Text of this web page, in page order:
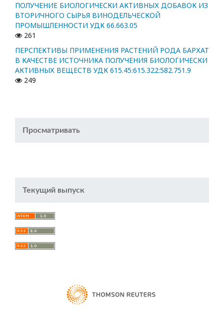
ПОЛУЧЕНИЕ БИОЛОГИЧЕСКИ АКТИВНЫХ ДОБАВОК ИЗ
ВТОРИЧНОГО СЫРЬЯ ВИНОДЕЛЬЧЕСКОЙ
ПРОМЫШЛЕННОСТИ УДК 66.663.05
261
ПЕРСПЕКТИВЫ ПРИМЕНЕНИЯ РАСТЕНИЙ РОДА БАРХАТ
В КАЧЕСТВЕ ИСТОЧНИКА ПОЛУЧЕНИЯ БИОЛОГИЧЕСКИ
АКТИВНЫХ ВЕЩЕСТВ УДК 615.45:615.322:582.751.9
249
Просматривать
Текущий выпуск